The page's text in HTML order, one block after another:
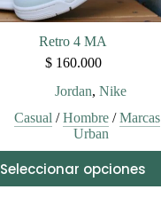
Retro 4 MA
$160.000
Jordan,Nike
Casual /Hombre /Marcas
Urban
Seleccionar opciones
producto
tiene